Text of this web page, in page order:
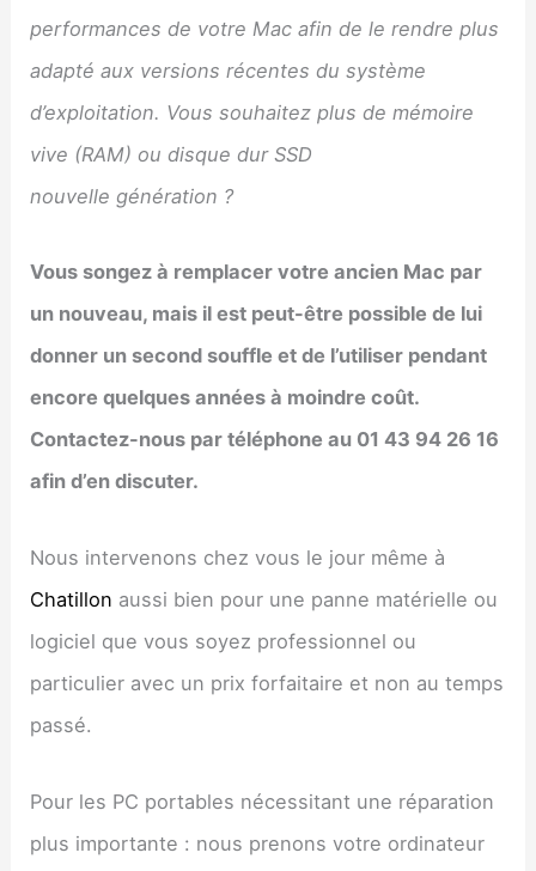
performances de votre Mac afin de le rendre plus
adapté aux versions récentes du système
d’exploitation. Vous souhaitez plus de mémoire
vive (RAM) ou disque dur SSD
nouvelle génération ?
Vous songez à remplacer votre ancien Mac par
un nouveau, mais il est peut-être possible de lui
donner un second souffle et de l’utiliser pendant
encore quelques années à moindre coût.
Contactez-nous par téléphone au 01 43 94 26 16
afin d’en discuter.
Nous intervenons chez vous le jour même à
Chatillon aussi bien pour une panne matérielle ou
logiciel que vous soyez professionnel ou
particulier avec un prix forfaitaire et non au temps
passé.
Pour les PC portables nécessitant une réparation
plus importante : nous prenons votre ordinateur